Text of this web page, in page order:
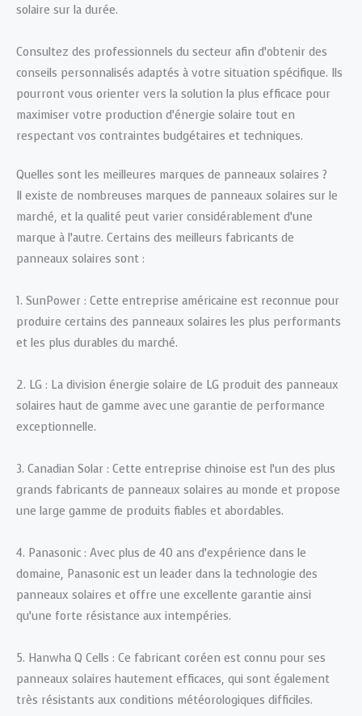
solaire sur la durée.
Consultez des professionnels du secteur afin d’obtenir des
conseils personnalisés adaptés à votre situation spécifique. Ils
pourront vous orienter vers la solution la plus efficace pour
maximiser votre production d’énergie solaire tout en
respectant vos contraintes budgétaires et techniques.
Quelles sont les meilleures marques de panneaux solaires ?
Il existe de nombreuses marques de panneaux solaires sur le
marché, et la qualité peut varier considérablement d’une
marque à l’autre. Certains des meilleurs fabricants de
panneaux solaires sont :
1. SunPower : Cette entreprise américaine est reconnue pour
produire certains des panneaux solaires les plus performants
et les plus durables du marché.
2. LG : La division énergie solaire de LG produit des panneaux
solaires haut de gamme avec une garantie de performance
exceptionnelle.
3. Canadian Solar : Cette entreprise chinoise est l’un des plus
grands fabricants de panneaux solaires au monde et propose
une large gamme de produits fiables et abordables.
4. Panasonic : Avec plus de 40 ans d’expérience dans le
domaine, Panasonic est un leader dans la technologie des
panneaux solaires et offre une excellente garantie ainsi
qu’une forte résistance aux intempéries.
5. Hanwha Q Cells : Ce fabricant coréen est connu pour ses
panneaux solaires hautement efficaces, qui sont également
très résistants aux conditions météorologiques difficiles.